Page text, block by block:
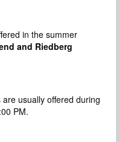
in the summer
and Riedberg
usually offered during
PM.